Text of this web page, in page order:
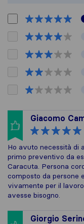
Giacomo
Ho avuto necessità di
primo preventivo da
Caracuta. Persona
composto da persone
vivamente per il
avesse bisogno.
Giorgio